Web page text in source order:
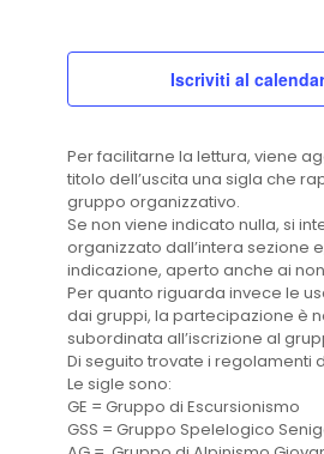
Iscriviti al
Per facilitarne la lettura, viene
titolo dell’uscita una sigla che
gruppo organizzativo.
Se non viene indicato nulla, si
organizzato dall’intera sezione
indicazione, aperto anche ai
Per quanto riguarda invece le
dai gruppi, la partecipazione è
subordinata all’iscrizione al
Di seguito trovate i regolamenti
Le sigle sono:
GE = Gruppo di Escursionismo
GSS = Gruppo Spelelogico